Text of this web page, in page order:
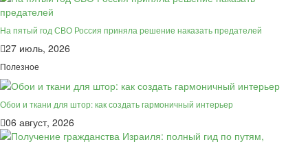
На пятый год СВО Россия приняла решение наказать предателей
27 июль, 2026
Полезное
Обои и ткани для штор: как создать гармоничный интерьер
06 август, 2026